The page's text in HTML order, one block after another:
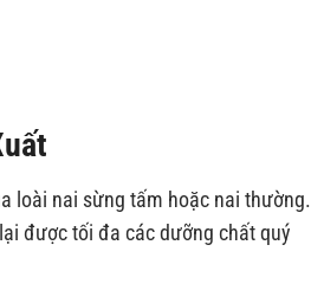
loài nai sừng tấm hoặc nai thường.
được tối đa các dưỡng chất quý